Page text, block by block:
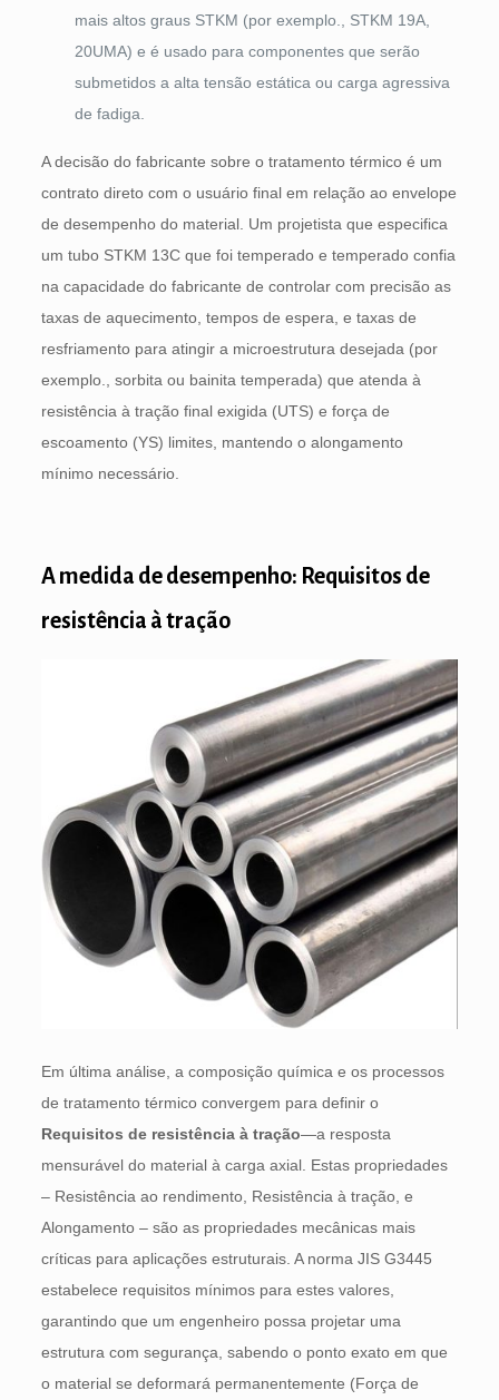
mais altos graus STKM (por exemplo., STKM 19A,
20UMA) e é usado para componentes que serão
submetidos a alta tensão estática ou carga agressiva
de fadiga.
A decisão do fabricante sobre o tratamento térmico é um
contrato direto com o usuário final em relação ao envelope
de desempenho do material. Um projetista que especifica
um tubo STKM 13C que foi temperado e temperado confia
na capacidade do fabricante de controlar com precisão as
taxas de aquecimento, tempos de espera, e taxas de
resfriamento para atingir a microestrutura desejada (por
exemplo., sorbita ou bainita temperada) que atenda à
resistência à tração final exigida (UTS) e força de
escoamento (YS) limites, mantendo o alongamento
mínimo necessário.
A medida de desempenho: Requisitos de
resistência à tração
Em última análise, a composição química e os processos
de tratamento térmico convergem para definir o
Requisitos de resistência à tração—a resposta
mensurável do material à carga axial. Estas propriedades
– Resistência ao rendimento, Resistência à tração, e
Alongamento – são as propriedades mecânicas mais
críticas para aplicações estruturais. A norma JIS G3445
estabelece requisitos mínimos para estes valores,
garantindo que um engenheiro possa projetar uma
estrutura com segurança, sabendo o ponto exato em que
o material se deformará permanentemente (Força de